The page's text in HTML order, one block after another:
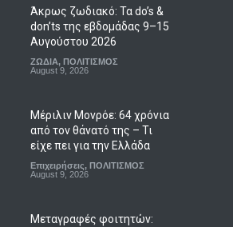
Άκρως ζωδιακό: Τα do’s &
don’ts της εβδομάδας 9–15
Αυγούστου 2026
ΖΩΔΙΑ, ΠΟΛΙΤΙΣΜΟΣ
August 9, 2026
Μέριλιν Μονρόε: 64 χρόνια
από τον θάνατό της – Τι
είχε πει για την Ελλάδα
Επιχειρήσεις, ΠΟΛΙΤΙΣΜΟΣ
August 9, 2026
Μεταγραφές φοιτητών: